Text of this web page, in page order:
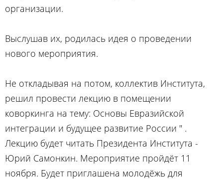
организации.
Выслушав их, родилась идея о проведении
нового мероприятия.
Не откладывая на потом, коллектив Института,
решил провести лекцию в помещении
коворкинга на тему: Основы Евразийской
интеграции и будущее развитие России " .
Лекцию будет читать Президента Института -
Юрий Самонкин. Мероприятие пройдёт 11
ноября. Будет приглашена молодёжь для